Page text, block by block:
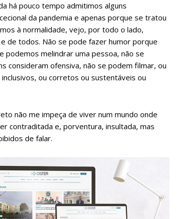
de Assinatura
de Cister e ajude-nos a manter este serviço
acesso a todos os conteúdos exclusivos e versões digitais.
Escolha o plano de assinatura desejado:
há pouco tempo admitimos alguns
da pandemia e apenas porque se tratou
à normalidade, vejo, por todo o lado,
de todos. Não se pode fazer humor porque
podemos melindrar uma pessoa, não se
consideram ofensiva, não se podem filmar, ou
ou corretos ou sustentáveis ou
não me impeça de viver num mundo onde
contraditada e, porventura, insultada, mas
de falar.